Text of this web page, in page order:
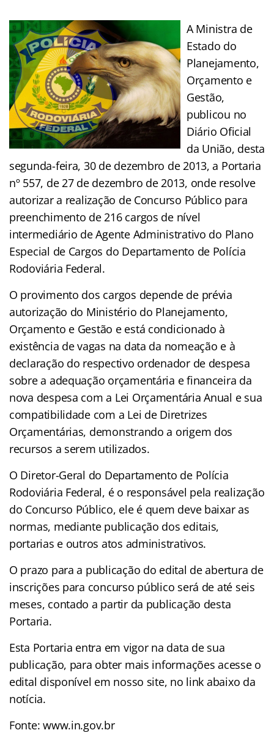
A Ministra de
Estado do
Planejamento,
Orçamento e
Gestão,
publicou no
Diário Oficial
da União, desta
segunda-feira, 30 de dezembro de 2013, a Portaria
nº 557, de 27 de dezembro de 2013, onde resolve
autorizar a realização de Concurso Público para
preenchimento de 216 cargos de nível
intermediário de Agente Administrativo do Plano
Especial de Cargos do Departamento de Polícia
Rodoviária Federal.
O provimento dos cargos depende de prévia
autorização do Ministério do Planejamento,
Orçamento e Gestão e está condicionado à
existência de vagas na data da nomeação e à
declaração do respectivo ordenador de despesa
sobre a adequação orçamentária e financeira da
nova despesa com a Lei Orçamentária Anual e sua
compatibilidade com a Lei de Diretrizes
Orçamentárias, demonstrando a origem dos
recursos a serem utilizados.
O Diretor-Geral do Departamento de Polícia
Rodoviária Federal, é o responsável pela realização
do Concurso Público, ele é quem deve baixar as
normas, mediante publicação dos editais,
portarias e outros atos administrativos.
O prazo para a publicação do edital de abertura de
inscrições para concurso público será de até seis
meses, contado a partir da publicação desta
Portaria.
Esta Portaria entra em vigor na data de sua
publicação, para obter mais informações acesse o
edital disponível em nosso site, no link abaixo da
notícia.
Fonte: www.in.gov.br